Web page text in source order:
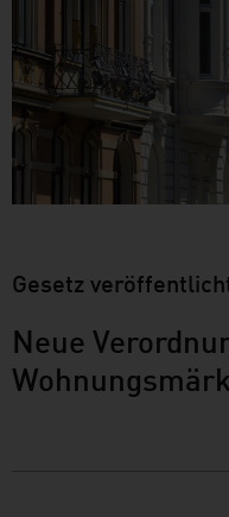
Gesetz
Neue